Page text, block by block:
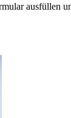
ausfüllen